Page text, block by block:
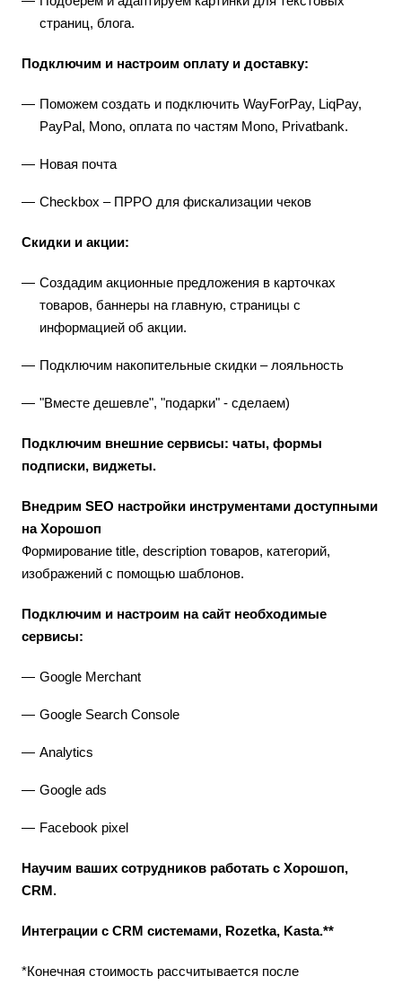
страниц, блога.
Подключим и настроим оплату и доставку:
Поможем создать и подключить WayForPay, LiqPay,
PayPal, Mono, оплата по частям Mono, Privatbank.
Новая почта
Checkbox – ПРРО для фискализации чеков
Скидки и акции:
Создадим акционные предложения в карточках
товаров, баннеры на главную, страницы с
информацией об акции.
Подключим накопительные скидки – лояльность
"Вместе дешевле", "подарки" - сделаем)
Подключим внешние сервисы: чаты, формы
подписки, виджеты.
Внедрим SEO настройки инструментами доступными
на Хорошоп
Формирование title, description товаров, категорий,
изображений с помощью шаблонов.
Подключим и настроим на сайт необходимые
сервисы:
Google Merchant
Google Search Console
Analytics
Google ads
Facebook pixel
Научим ваших сотрудников работать с Хорошоп,
CRM.
Интеграции с CRM системами, Rozetka, Kasta.**
*Конечная стоимость рассчитывается после